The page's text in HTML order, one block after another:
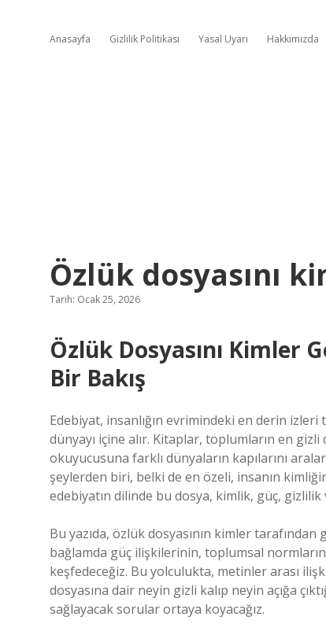
Anasayfa Gizlilik Politikası Yasal Uyarı Hakkımızda
Özlük dosyasını
Tarih: Ocak 25, 2026
Özlük Dosyasını Kimler
Bir Bakış
Edebiyat, insanlığın evrimindeki en derin
dünyayı içine alır. Kitaplar, toplumların en
okuyucusuna farklı dünyaların kapılarını
şeylerden biri, belki de en özeli, insanın
edebiyatın dilinde bu dosya, kimlik, güç,
Bu yazıda, özlük dosyasının kimler
bağlamda güç ilişkilerinin, toplumsal
keşfedeceğiz. Bu yolculukta, metinler arası
dosyasına dair neyin gizli kalıp neyin açığa
sağlayacak sorular ortaya koyacağız.